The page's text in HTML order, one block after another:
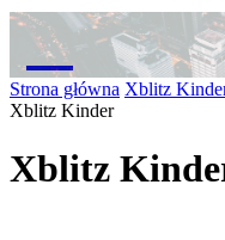
M
Strona główna Xblitz
Xblitz Kinder
Xblitz